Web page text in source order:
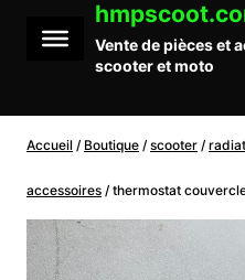
contenu
Vente de pièces et
scooter et moto
Accueil / Boutique / scooter /
accessoires / thermostat